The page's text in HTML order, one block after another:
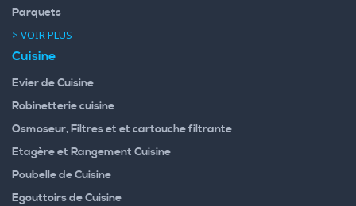
Parquets
> VOIR PLUS
Cuisine
Evier de Cuisine
Robinetterie cuisine
Osmoseur, Filtres et et cartouche filtrante
Etagère et Rangement Cuisine
Poubelle de Cuisine
Egouttoirs de Cuisine